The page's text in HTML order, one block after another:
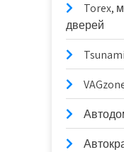
Torex,
дверей